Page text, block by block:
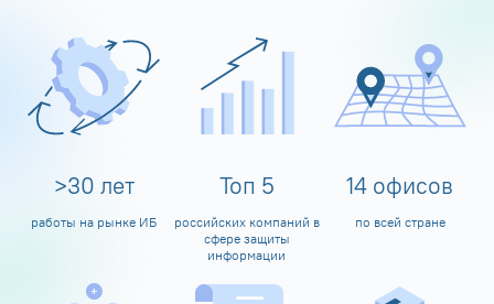
>30 лет
работы на рынке ИБ
Топ 5
российских компаний в
сфере защиты
информации
14 офисов
по всей стране